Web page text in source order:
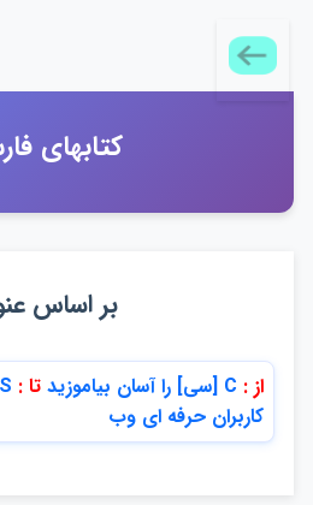
كتابهاي
بر اساس
از : C [سي] را آسان بياموزيد تا :
كاربران حرفه اي وب